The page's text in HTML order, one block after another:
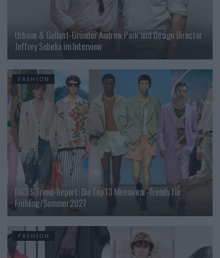
Urbane & Gallant-Gründer Andrew Park und Design Director
Jeffrey Sebelia im Interview
FASHION
FACES Trend-Report: Die Top 13 Menswear-Trends für
Frühling/Sommer 2027
FASHION